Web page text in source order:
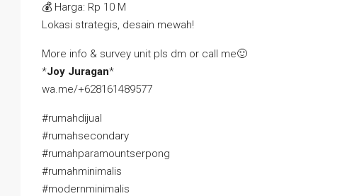
💰 Harga: Rp 10 M
Lokasi strategis, desain mewah!
More info & survey unit pls dm or call me🙂
*Joy Juragan*
wa.me/+628161489577
#rumahdijual
#rumahsecondary
#rumahparamountserpong
#rumahminimalis
#modernminimalis